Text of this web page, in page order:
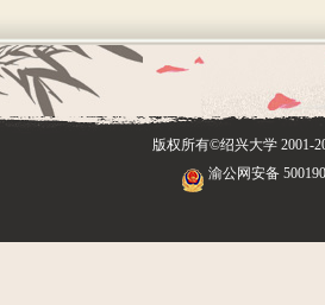
7个
6个
版权所有©绍兴大学 2001-
渝公网安备